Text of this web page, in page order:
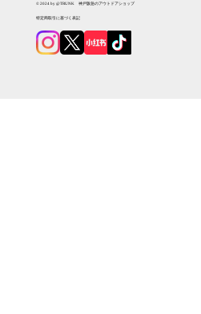
© 2024 by @TRUNK 神戸阪急のアウトドアショップ
特定商取引に基づく表記